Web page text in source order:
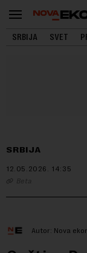
SRBIJA SVET
SRBIJA
12.05.2026. 14:35
Beta
Autor: Nova